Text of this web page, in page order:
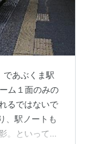
であぶくま駅
ム１面のみの
るではないで
、駅ノートも
。といって